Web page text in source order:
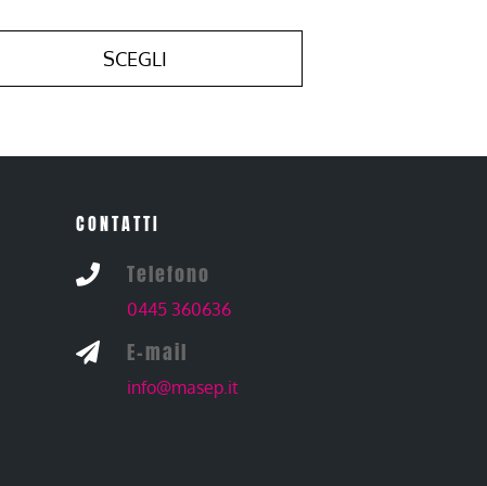
SCEGLI
CONTATTI
 Telefono
0445 360636
 E-mail
info@masep.it